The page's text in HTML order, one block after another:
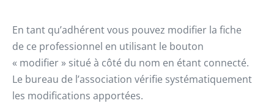
En tant qu’adhérent vous pouvez modifier la fiche
de ce professionnel en utilisant le bouton
« modifier » situé à côté du nom en étant connecté.
Le bureau de l’association vérifie systématiquement
les modifications apportées.